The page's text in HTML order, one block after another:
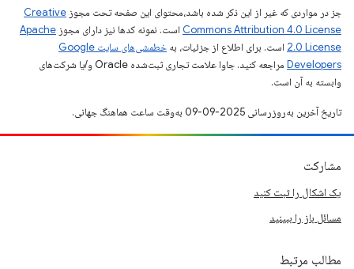
جز در مواردی که غیر از این ذکر شده باشد،‌محتوای این صفحه تحت مجوز Creative
Commons Attribution 4.0 License است. نمونه کدها نیز دارای مجوز Apache
2.0 License است. برای اطلاع از جزئیات، به
خطمشی‌های سایت Google
Developers‏
مراجعه کنید. جاوا علامت تجاری ثبت‌شده Oracle و/یا شرکت‌های
وابسته به آن است.
تاریخ آخرین به‌روزرسانی 2025-09-09 به‌وقت ساعت هماهنگ جهانی.
مشارکت
یک اشکال را ثبت کنید
مسائل باز را ببینید
مطالب مرتبط